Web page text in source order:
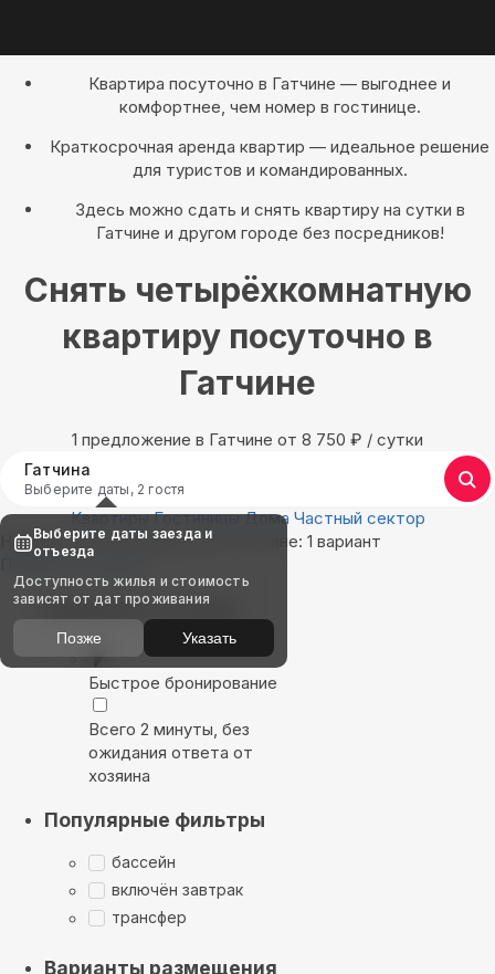
Квартира посуточно в Гатчине — выгоднее и
комфортнее, чем номер в гостинице.
Краткосрочная аренда квартир — идеальное решение
для туристов и командированных.
Здесь можно сдать и снять квартиру на сутки в
Гатчине и другом городе без посредников!
Снять четырёхкомнатную
квартиру посуточно в
Гатчине
1 предложение в Гатчине oт 8 750 ₽ / сутки
Гатчина
Выберите даты, 2 гостя
Квартиры Гостиницы Дома Частный сектор
Найдём, где остановиться в Гатчине: 1 вариант
Показать на карте
Выбирайте лучшее
Быстрое бронирование
Всего 2 минуты, без
ожидания ответа от
хозяина
Популярные фильтры
бассейн
включён завтрак
трансфер
Варианты размещения
Выберите даты заезда и
отъезда
Доступность жилья и стоимость
зависят от дат проживания
Позже Указать